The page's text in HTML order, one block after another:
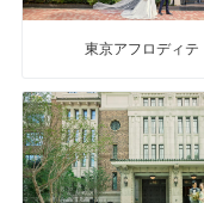
東京アフロディテ